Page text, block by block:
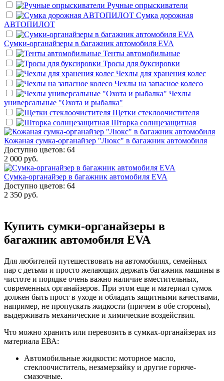
Ручные опрыскиватели
Сумка дорожная
АВТОПИЛОТ
Сумки-органайзеры в багажник автомобиля EVA
Тенты автомобильные
Тросы для буксировки
Чехлы для хранения колес
Чехлы на запасное колесо
Чехлы
универсальные "Охота и рыбалка"
Щетки стеклоочистителя
Шторка солнцезащитная
Кожаная сумка-органайзер "Люкс" в багажник автомобиля
Доступно цветов: 64
2 000 руб.
Сумка-органайзер в багажник автомобиля EVA
Доступно цветов: 64
2 350 руб.
Купить сумки-органайзеры в
багажник автомобиля EVA
Для любителей путешествовать на автомобилях, семейных
пар с детьми и просто желающих держать багажник машины в
чистоте и порядке очень важно наличие вместительных,
современных органайзеров. При этом еще и материал сумок
должен быть прост в уходе и обладать защитными качествами,
например, не пропускать жидкости (причем в обе стороны),
выдерживать механические и химические воздействия.
Что можно хранить или перевозить в сумках-органайзерах из
материала ЕВА:
Автомобильные жидкости: моторное масло,
стеклоочиститель, незамерзайку и другие горюче-
смазочные.